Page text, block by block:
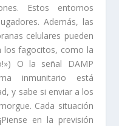
Estos entornos
Además, las
celulares pueden
los fagocitos, como la
O la señal DAMP
inmunitario está
y sabe si enviar a los
Cada situación
en la previsión